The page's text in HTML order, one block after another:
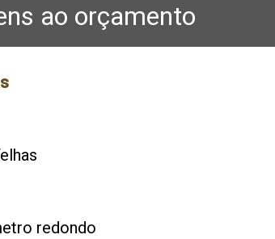
ao orçamento
redondo